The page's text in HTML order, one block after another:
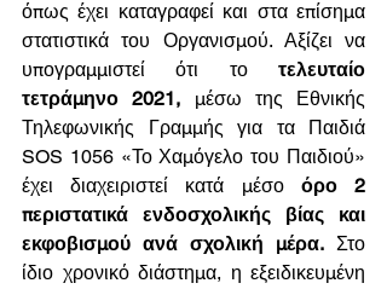
όπως έχει καταγραφεί και στα επίσημα
στατιστικά του Οργανισμού. Αξίζει να
υπογραμμιστεί ότι το τελευταίο
τετράμηνο 2021, μέσω της Εθνικής
Τηλεφωνικής Γραμμής για τα Παιδιά
SOS 1056 «Το Χαμόγελο του Παιδιού»
έχει διαχειριστεί κατά μέσο όρο 2
περιστατικά ενδοσχολικής βίας και
εκφοβισμού ανά σχολική μέρα. Στο
ίδιο χρονικό διάστημα, η εξειδικευμένη